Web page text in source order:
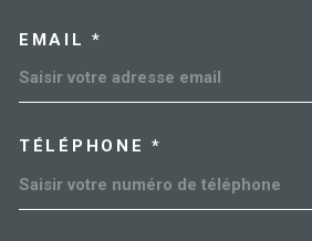
EMAIL *
TÉLÉPHONE *